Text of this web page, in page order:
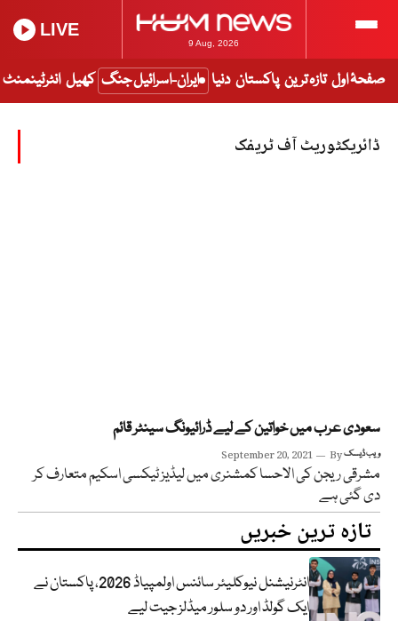
9 Aug, 2026
LIVE
صفحۂ اول تازہ ترین پاکستان دنیا ایران-اسرائیل جنگ کھیل انٹرٹینمنٹ
ڈائریکٹوریٹ آف ٹریفک
سعودی عرب میں خواتین کے لیے ڈرائیونگ سینٹر قائم
September 20, 2021 Byویب ڈیسک
مشرقی ریجن کی الاحسا کمشنری میں لیڈیز ٹیکسی اسکیم متعارف کر
دی گئی ہے
تازہ ترین خبریں
انٹرنیشنل نیوکلیئر سائنس اولمپیاڈ 2026، پاکستان نے
ایک گولڈ اور دو سلور میڈلز جیت لیے